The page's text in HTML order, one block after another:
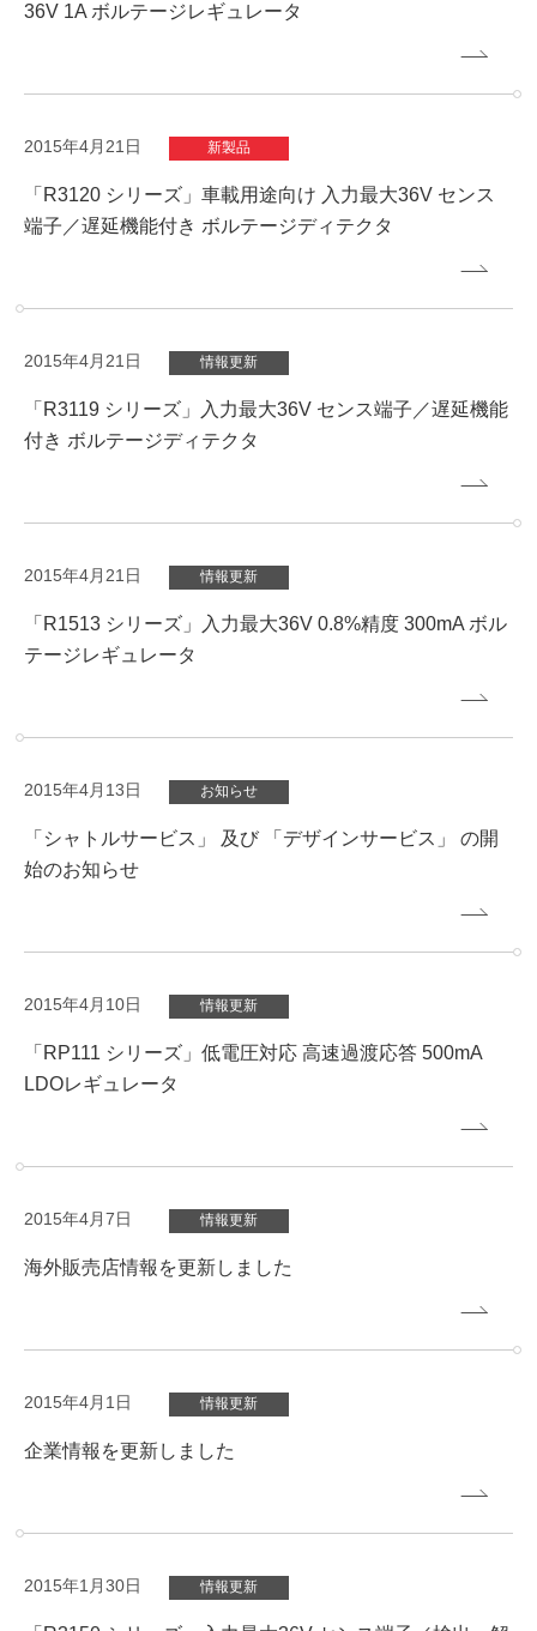
36V 1A ボルテージレギュレータ
2015年4月21日 新製品
「R3120 シリーズ」車載用途向け 入力最大36V センス
端子／遅延機能付き ボルテージディテクタ
2015年4月21日 情報更新
「R3119 シリーズ」入力最大36V センス端子／遅延機能
付き ボルテージディテクタ
2015年4月21日 情報更新
「R1513 シリーズ」入力最大36V 0.8%精度 300mA ボル
テージレギュレータ
2015年4月13日 お知らせ
「シャトルサービス」 及び 「デザインサービス」 の開
始のお知らせ
2015年4月10日 情報更新
「RP111 シリーズ」低電圧対応 高速過渡応答 500mA
LDOレギュレータ
2015年4月7日 情報更新
海外販売店情報を更新しました
2015年4月1日 情報更新
企業情報を更新しました
2015年1月30日 情報更新